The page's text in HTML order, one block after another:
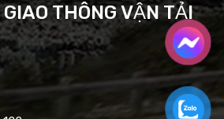
THÔNG VẬN TẢI